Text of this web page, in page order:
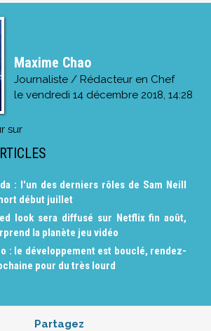
Maxime Chao
Journaliste / Rédacteur en Chef
le vendredi 14 décembre 2018, 14:28
sur
: l'un des derniers rôles de Sam Neill
début juillet
look sera diffusé sur Netflix fin août,
la planète jeu vidéo
: le développement est bouclé, rendez-
pour du très lourd
Partagez